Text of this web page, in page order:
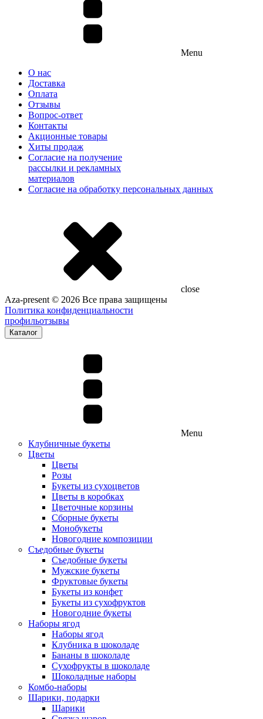
Menu
О нас
Доставка
Оплата
Отзывы
Вопрос-ответ
Контакты
Акционные товары
Хиты продаж
Согласие на получение
рассылки и рекламных
материалов
Согласие на обработку персональных данных
close
Aza-present © 2026 Все права защищены
Политика конфиденциальности
профильотзывы
Каталог
Menu
Клубничные букеты
Цветы
Цветы
Розы
Букеты из сухоцветов
Цветы в коробках
Цветочные корзины
Сборные букеты
Монобукеты
Новогодние композиции
Съедобные букеты
Съедобные букеты
Мужские букеты
Фруктовые букеты
Букеты из конфет
Букеты из сухофруктов
Новогодние букеты
Наборы ягод
Наборы ягод
Клубника в шоколаде
Бананы в шоколаде
Сухофрукты в шоколаде
Шоколадные наборы
Комбо-наборы
Шарики, подарки
Шарики